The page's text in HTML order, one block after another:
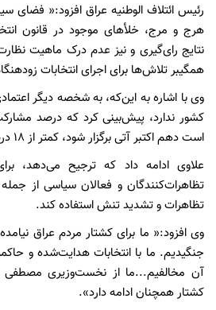
رئیس ائتلاف الوطنیه عراق افزود:« فضای
هرج و مرج، خلأ‌های موجود در قانون
نتایج رای‌گیری و نیز عدم درک ماهیت نظارت
همگیبر تلاش‌ها برای اجرای انتخابات
وی با اشاره به این‌که، به شخصه دیگر
کشور ندارد، پیش‌بینی کرد که درصد
است دهم اکتبر آتی برگزار شود، کمتر از ۱۸ درصد باشد.
علاوی ادامه داد که ترجیح می‌دهد،
تظاهرات‌کنندگان و فعالان سیاسی از
تظاهرات و تشدید تنش استفاده کند.
وی افزود:« ما برای کشتار مردم عراق
جنگیدیم. ما با انتخابات هدایت‌شده و
آن مخالفیم...ما از نخست‌وزیری مصطفی
کشتار همچنان ادامه دارد».